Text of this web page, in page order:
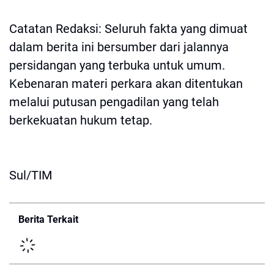
Catatan Redaksi: Seluruh fakta yang dimuat
dalam berita ini bersumber dari jalannya
persidangan yang terbuka untuk umum.
Kebenaran materi perkara akan ditentukan
melalui putusan pengadilan yang telah
berkekuatan hukum tetap.
Sul/TIM
Berita Terkait